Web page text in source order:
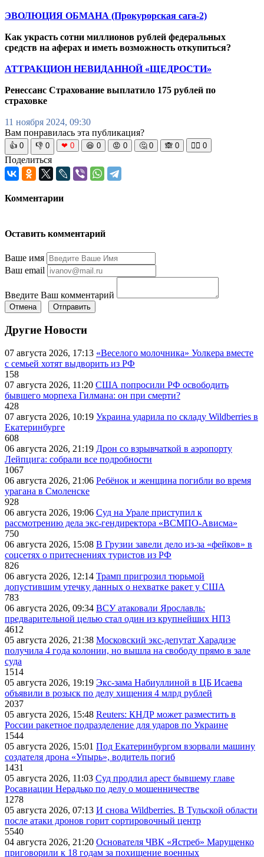
ЭВОЛЮЦИЯ ОБМАНА (Прокурорская сага-2)
Как украсть сотни миллионов рублей федеральных
средств на аферах и иметь возможность откупиться?
АТТРАКЦИОН НЕВИДАННОЙ «ЩЕДРОСТИ»
Ренессанс Страхование выплатило 175 рублей по
страховке
11 ноября 2024, 09:30
Вам понравилась эта публикация?
👍 0 👎 0 ❤ 0 😆 0 😡 0 🤔 0 🙈 0 🧘‍♀️ 0
Поделиться
Комментарии
Оставить комментарий
Ваше имя
Ваш email
Введите Ваш комментарий
Отмена Отправить
Другие Новости
07 августа 2026, 17:13 «Веселого молочника» Уолкера вместе
с семьей хотят выдворить из РФ
158
07 августа 2026, 11:20 США попросили РФ освободить
бывшего морпеха Гилмана: он при смерти?
428
07 августа 2026, 10:19 Украина ударила по складу Wildberries в
Екатеринбурге
608
06 августа 2026, 21:19 Дрон со взрывчаткой в аэропорту
Лейпцига: собрали все подробности
1067
06 августа 2026, 21:06 Ребёнок и женщина погибли во время
урагана в Смоленске
928
06 августа 2026, 19:06 Суд на Урале приступил к
рассмотрению дела экс-гендиректора «ВСМПО-Ависма»
750
06 августа 2026, 15:08 В Грузии завели дело из-за «фейков» в
соцсетях о притеснениях туристов из РФ
826
06 августа 2026, 12:14 Трамп пригрозил тюрьмой
допустившим утечку данных о нехватке ракет у США
783
06 августа 2026, 09:34 ВСУ атаковали Ярославль:
предварительной целью стал один из крупнейших НПЗ
4612
05 августа 2026, 21:38 Московский экс-депутат Харадизе
получила 4 года колонии, но вышла на свободу прямо в зале
суда
1514
05 августа 2026, 19:19 Экс-зама Набиуллиной в ЦБ Исаева
объявили в розыск по делу хищения 4 млрд рублей
2037
05 августа 2026, 15:48 Reuters: КНДР может разместить в
России ракетное подразделение для ударов по Украине
1544
05 августа 2026, 15:01 Под Екатеринбургом взорвали машину
создателя дрона «Упырь», водитель погиб
1431
05 августа 2026, 11:03 Суд продлил арест бывшему главе
Росавиации Нерадько по делу о мошенничестве
1278
05 августа 2026, 07:13 И снова Wildberries. В Тульской области
после атаки дронов горит сортировочный центр
5540
04 августа 2026, 21:20 Основателя ЧВК «Ястреб» Марущенко
приговорили к 18 годам за похищение военных